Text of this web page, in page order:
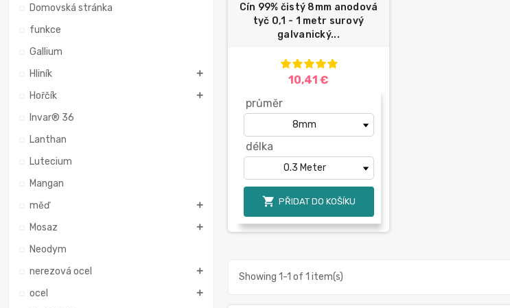
Domovská stránka
funkce
Gallium
Hliník
Hořčík
Invar® 36
Lanthan
Lutecium
Mangan
měď
Mosaz
Neodym
nerezová ocel
ocel
Cín 99% čistý 8mm anodová
tyč 0,1 - 1 metr surový
galvanický...
10,41 €
průměr
délka
 PŘIDAT DO KOŠÍKU
Showing 1-1 of 1 item(s)